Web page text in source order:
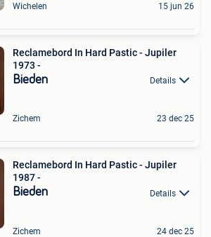
Wichelen 15 jun 26
Reclamebord In Hard Pastic - Jupiler
1973 -
Bieden Details
Zichem 23 dec 25
Reclamebord In Hard Pastic - Jupiler
1987 -
Bieden Details
Zichem 24 dec 25